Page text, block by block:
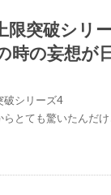
限突破シリ
時の妄想が
破シリーズ4
らとても驚いたんだ